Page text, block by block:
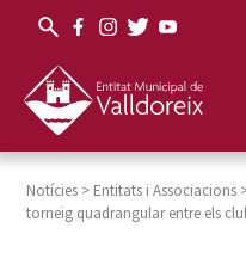
Notícies > Entitats i Associacions
torneig quadrangular entre els